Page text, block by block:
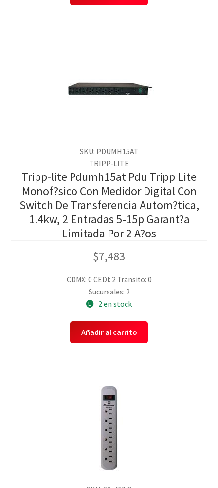
SKU: PDUMH15AT
TRIPP-LITE
Tripp-lite Pdumh15at Pdu Tripp Lite
Monof?sico Con Medidor Digital Con
Switch De Transferencia Autom?tica,
1.4kw, 2 Entradas 5-15p Garant?a
Limitada Por 2 A?os
$7,483
CDMX: 0 CEDI: 2 Transito: 0
Sucursales: 2
2 en stock
Añadir al carrito